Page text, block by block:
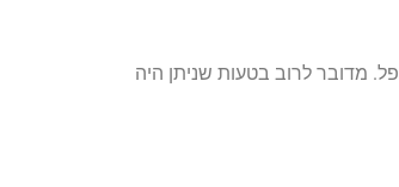
מדובר לרוב בטעות שניתן היה